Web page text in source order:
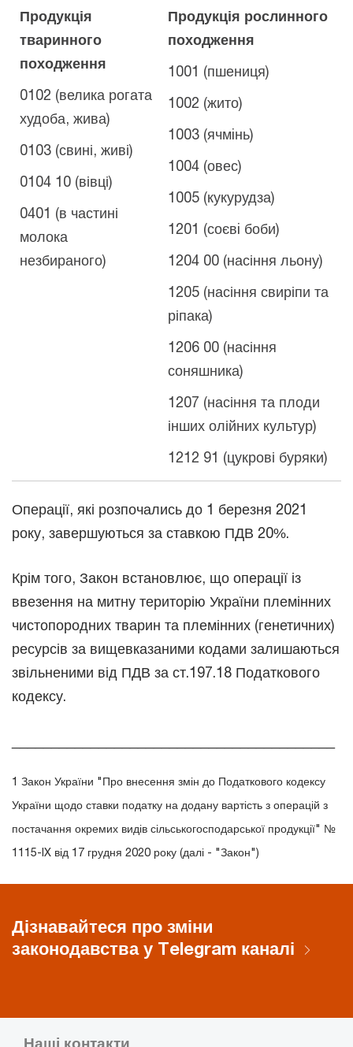
Продукція
тваринного
походження
0102 (велика рогата
худоба, жива)
0103 (свині, живі)
0104 10 (вівці)
0401 (в частині
молока
незбираного)
Продукція рослинного
походження
1001 (пшениця)
1002 (жито)
1003 (ячмiнь)
1004 (овес)
1005 (кукурудза)
1201 (соєвi боби)
1204 00 (насіння льону)
1205 (насіння свиріпи та
ріпака)
1206 00 (насіння
соняшника)
1207 (насіння та плоди
інших олійних культур)
1212 91 (цукрові буряки)
Операції, які розпочались до 1 березня 2021
року, завершуються за ставкою ПДВ 20%.
Крім того, Закон встановлює, що операції із
ввезення на митну територію України племінних
чистопородних тварин та племінних (генетичних)
ресурсів за вищевказаними кодами залишаються
звільненими від ПДВ за ст.197.18 Податкового
кодексу.
1 Закон України "Про внесення змін до Податкового кодексу
України щодо ставки податку на додану вартість з операцій з
постачання окремих видів сільськогосподарської продукції" №
1115-IX від 17 грудня 2020 року (далі - "Закон")
Дізнавайтеся про зміни
законодавства у Telegram каналі
Наші контакти